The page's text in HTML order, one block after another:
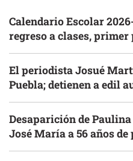
Calendario Escolar
regreso a clases,
El periodista Josué
Puebla; detienen a edil
Desaparición de
José María a 56 años